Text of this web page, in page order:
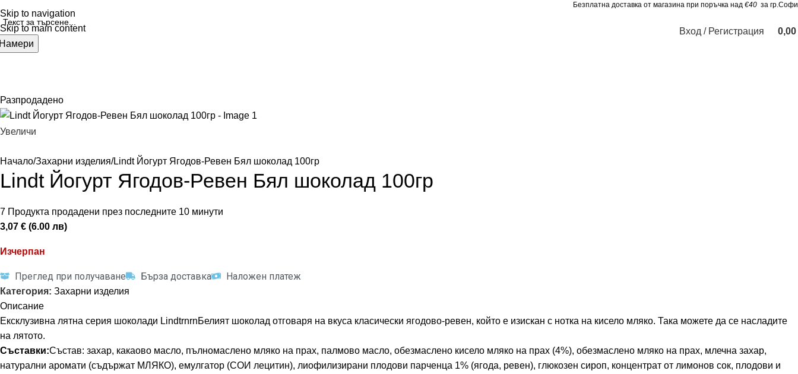
Skip to navigation
Skip to main content
Безплатна доставка от магазина при поръчка над €40 за
Вход / Регистрация 0,00
Разпродадено
Увеличи
Начало Захарни изделия Lindt Йогурт Ягодов-Ревен Бял шоколад 100гр
Lindt Йогурт Ягодов-Ревен Бял шоколад 100гр
7 Продукта продадени през последните 10 минути
3,07 € (6.00 лв)
Изчерпан
Преглед при получаване Бърза доставка Наложен платеж
Категория: Захарни изделия
Описание
Ексклузивна лятна серия шоколади LindtrnrnБелият шоколад отговаря на вкуса класически ягодово-ревен, който е изискан с нотка на кисело мляко. Така можете да се насладите
на лятото.
Съставки:Състав: захар, какаово масло, пълномаслено мляко на прах, палмово масло, обезмаслено кисело мляко на прах (4%), обезмаслено мляко на прах, млечна захар,
натурални аромати (съдържат МЛЯКО), емулгатор (СОИ лецитин), лиофилизирани плодови парченца 1% (ягода, ревен), глюкозен сироп, концентрат от лимонов сок, плодови и